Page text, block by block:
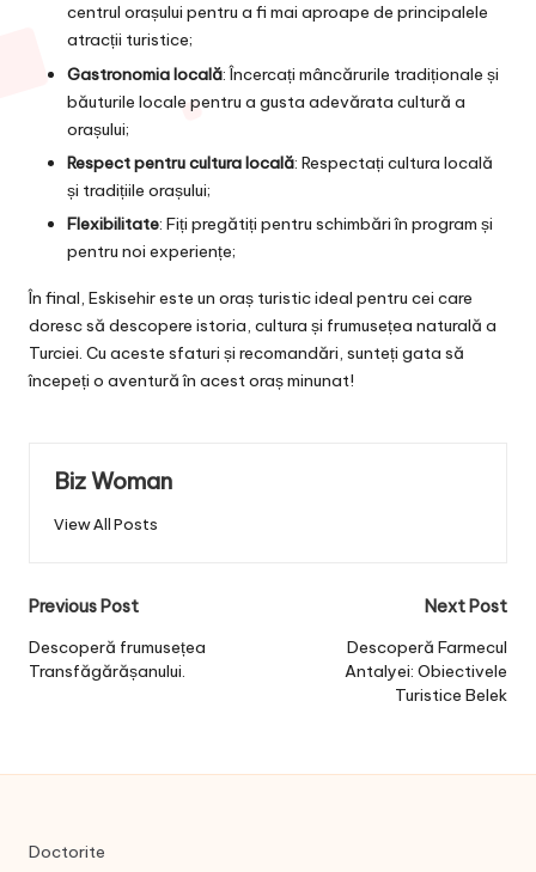
centrul orașului pentru a fi mai aproape de principalele
atracții turistice;
Gastronomia locală: Încercați mâncărurile tradiționale și
băuturile locale pentru a gusta adevărata cultură a
orașului;
Respect pentru cultura locală: Respectați cultura locală
și tradițiile orașului;
Flexibilitate: Fiți pregătiți pentru schimbări în program și
pentru noi experiențe;
În final, Eskisehir este un oraș turistic ideal pentru cei care
doresc să descopere istoria, cultura și frumusețea naturală a
Turciei. Cu aceste sfaturi și recomandări, sunteți gata să
începeți o aventură în acest oraș minunat!
Biz Woman
View All Posts
Post
navigation
Previous Post
Descoperă frumusețea
Transfăgărășanului.
Next Post
Descoperă Farmecul
Antalyei: Obiectivele
Turistice Belek
Doctorite